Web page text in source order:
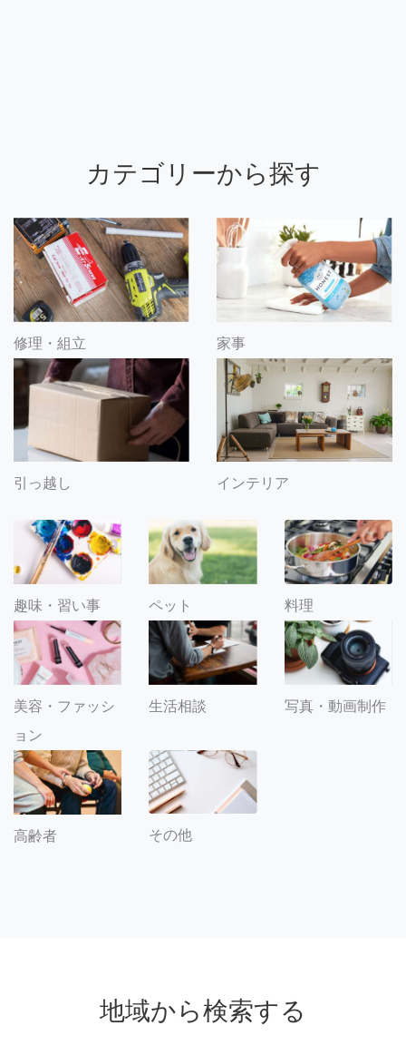
カテゴリーから探す
修理・組立 家事
引っ越し インテリア
趣味・習い事 ペット 料理
美容・ファッシ
ョン
生活相談 写真・動画制作
高齢者 その他
地域から検索する